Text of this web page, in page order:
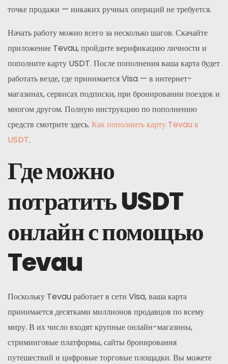
точке продажи — никаких ручных операций не требуется.
Начать работу можно всего за несколько шагов. Скачайте
приложение Tevau, пройдите верификацию личности и
пополните карту USDT. После пополнения ваша карта будет
работать везде, где принимается Visa — в интернет-
магазинах, сервисах подписки, при бронировании поездок и
многом другом. Полную инструкцию по пополнению
средств смотрите здесь. Как пополнить карту Tevau в
USDT.
Где можно
потратить USDT
онлайн с помощью
Tevau
Поскольку Tevau работает в сети Visa, ваша карта
принимается десятками миллионов продавцов по всему
миру. В их число входят крупные онлайн-магазины,
стриминговые платформы, сайты бронирования
путешествий и цифровые торговые площадки. Вы можете